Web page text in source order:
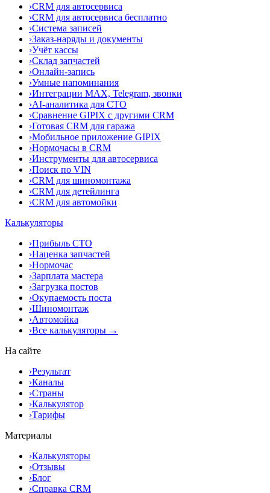
›CRM для автосервиса
›CRM для автосервиса бесплатно
›Система записей
›Заказ-наряды и документы
›Учёт кассы
›Склад запчастей
›Онлайн-запись
›Умные напоминания
›Интеграции MAX, Telegram, звонки
›AI-аналитика для СТО
›Сравнение GIPIX с другими CRM
›Готовая CRM для гаража
›Мобильное приложение GIPIX
›Нормочасы в CRM
›Инструменты для автосервиса
›Поиск по VIN
›CRM для шиномонтажа
›CRM для детейлинга
›CRM для автомойки
Калькуляторы
›Прибыль СТО
›Наценка запчастей
›Нормочас
›Зарплата мастера
›Загрузка постов
›Окупаемость поста
›Шиномонтаж
›Автомойка
›Все калькуляторы →
На сайте
›Результат
›Каналы
›Страны
›Калькулятор
›Тарифы
Материалы
›Калькуляторы
›Отзывы
›Блог
›Справка CRM